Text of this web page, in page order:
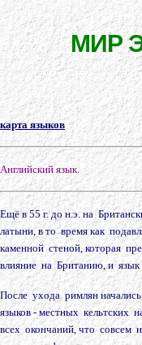
МИР
карта языков
Английский язык.
Ещё в 55 г. до н.э. на
латыни, в то время как
каменной стеной, которая
влияние на Британию, и
После ухода римлян
языков - местных кельтских
всех окончаний, что совсем